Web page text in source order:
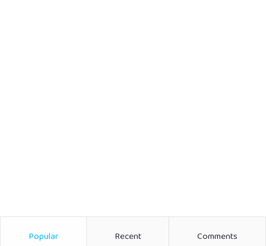
Popular Recent Comments